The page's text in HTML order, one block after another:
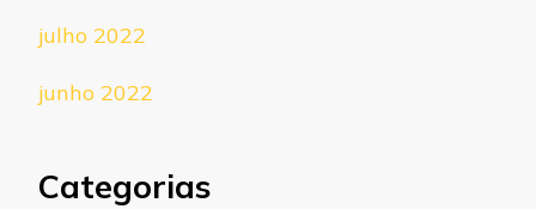
julho 2022
junho 2022
Categorias